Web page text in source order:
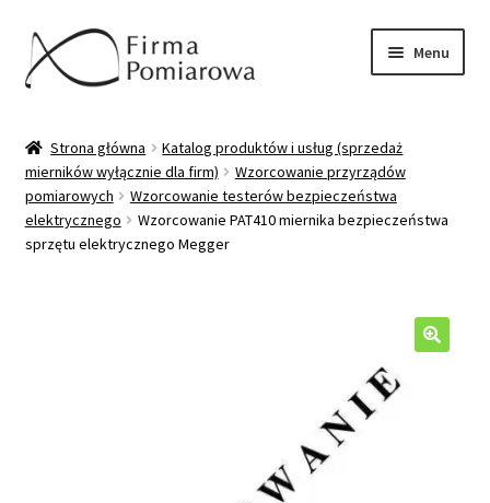
Przejdź
do
nawigacji
Przejdź
do
treści
Menu
Katalog produktów/usług
Wzorcowanie mierników
Strona główna
Katalog produktów i usług (sprzedaż
mierników wyłącznie dla firm)
Wzorcowanie przyrządów
pomiarowych
Wzorcowanie testerów bezpieczeństwa
elektrycznego
Wzorcowanie PAT410 miernika bezpieczeństwa
sprzętu elektrycznego Megger